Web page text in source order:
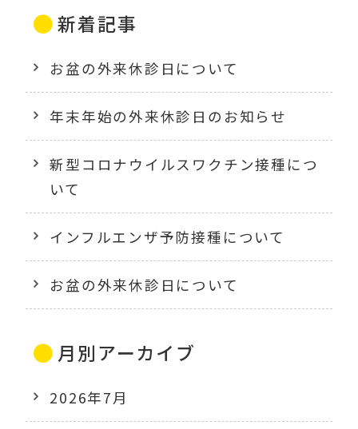
新着記事
お盆の外来休診日について
年末年始の外来休診日のお知らせ
新型コロナウイルスワクチン接種につ
いて
インフルエンザ予防接種について
お盆の外来休診日について
月別アーカイブ
2026年7月